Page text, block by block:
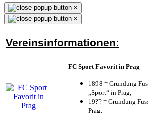
×
×
Vereinsinformationen:
FC Sport Favorit in Prag
1898 = Gründung
„Sport“ in Prag;
19?? = Gründung
Prag;